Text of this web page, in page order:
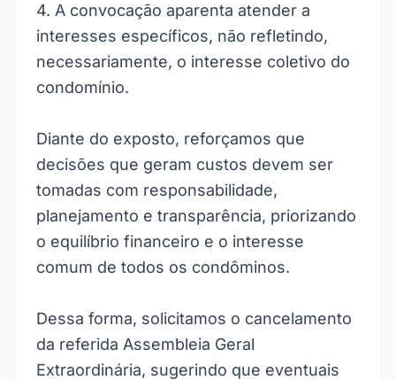
4. A convocação aparenta atender a
interesses específicos, não refletindo,
necessariamente, o interesse coletivo do
condomínio.
Diante do exposto, reforçamos que
decisões que geram custos devem ser
tomadas com responsabilidade,
planejamento e transparência, priorizando
o equilíbrio financeiro e o interesse
comum de todos os condôminos.
Dessa forma, solicitamos o cancelamento
da referida Assembleia Geral
Extraordinária, sugerindo que eventuais